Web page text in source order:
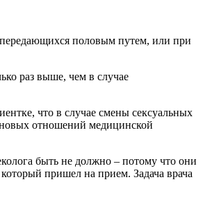
передающихся половым путем, или при
раз выше, чем в случае
что в случае смены сексуальных
новых отношений медицинской
быть не должно – потому что они
пришел на прием. Задача врача